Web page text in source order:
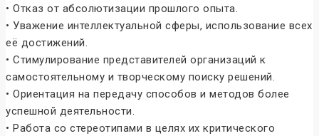
• Отказ от абсолютизации прошлого опыта.
• Уважение интеллектуальной сферы, использование всех
её достижений.
• Стимулирование представителей организаций к
самостоятельному и творческому поиску решений.
• Ориентация на передачу способов и методов более
успешной деятельности.
• Работа со стереотипами в целях их критического